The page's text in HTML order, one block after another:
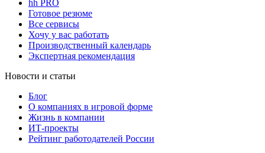
hh PRO
Готовое резюме
Все сервисы
Хочу у вас работать
Производственный календарь
Экспертная рекомендация
Новости и статьи
Блог
О компаниях в игровой форме
Жизнь в компании
ИТ-проекты
Рейтинг работодателей России